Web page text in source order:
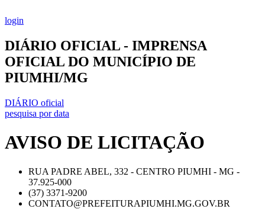
para
conteúdo
login
DIÁRIO OFICIAL - IMPRENSA
OFICIAL DO MUNICÍPIO DE
PIUMHI/MG
DIÁRIO oficial
pesquisa por data
AVISO DE LICITAÇÃO
RUA PADRE ABEL, 332 - CENTRO PIUMHI - MG -
37.925-000
(37) 3371-9200
CONTATO@PREFEITURAPIUMHI.MG.GOV.BR